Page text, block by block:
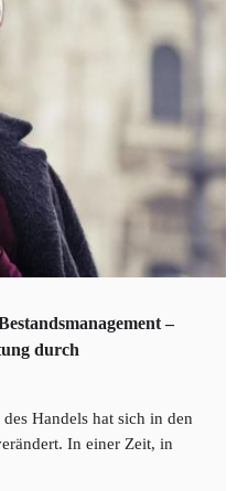
–
durch
Handels hat sich in den
In einer Zeit, in